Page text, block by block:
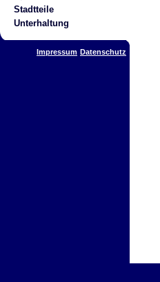
Stadtteile
Unterhaltung
Impressum Datenschutz